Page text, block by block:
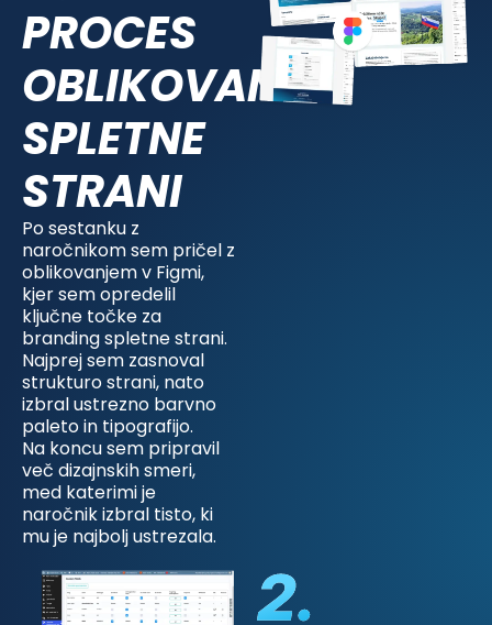
PROCES
OBLIKOVANJA
SPLETNE
STRANI
Po sestanku z
naročnikom sem pričel z
oblikovanjem v Figmi,
kjer sem opredelil
ključne točke za
branding spletne strani.
Najprej sem zasnoval
strukturo strani, nato
izbral ustrezno barvno
paleto in tipografijo.
Na koncu sem pripravil
več dizajnskih smeri,
med katerimi je
naročnik izbral tisto, ki
mu je najbolj ustrezala.